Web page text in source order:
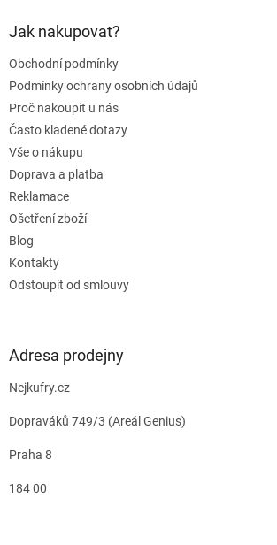
Jak nakupovat?
Obchodní podmínky
Podmínky ochrany osobních údajů
Proč nakoupit u nás
Často kladené dotazy
Vše o nákupu
Doprava a platba
Reklamace
Ošetření zboží
Blog
Kontakty
Odstoupit od smlouvy
Adresa prodejny
Nejkufry.cz
Dopraváků 749/3 (Areál Genius)
Praha 8
184 00